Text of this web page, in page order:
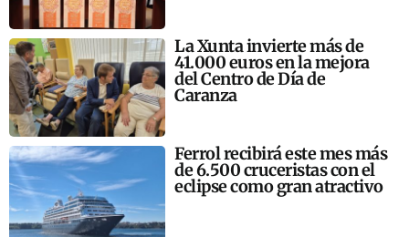
La Xunta invierte más de
41.000 euros en la mejora
del Centro de Día de
Caranza
Ferrol recibirá este mes más
de 6.500 cruceristas con el
eclipse como gran atractivo